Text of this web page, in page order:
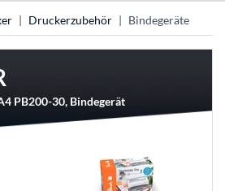
Druckerzubehör Bindegeräte
PB200-30, Bindegerät